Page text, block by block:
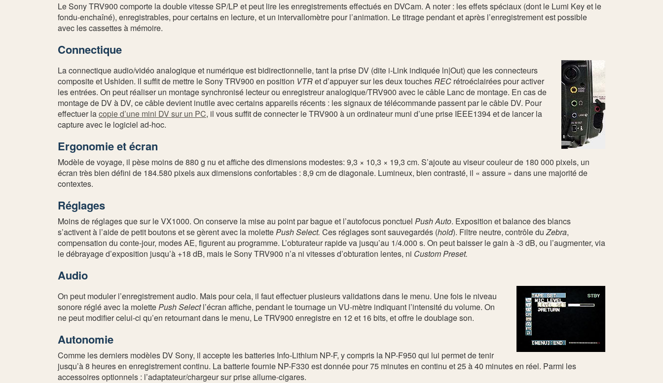
Le Sony TRV900 comporte la double vitesse SP/LP et peut lire les enregistrements effectués en DVCam. A noter : les effets spéciaux (dont le Lumi Key et le
fondu-enchaîné), enregistrables, pour certains en lecture, et un intervallomètre pour l’animation. Le titrage pendant et après l’enregistrement est possible
avec les cassettes à mémoire.
Connectique
La connectique audio/vidéo analogique et numérique est bidirectionnelle, tant la prise DV (dite i-Link indiquée ln|Out) que les connecteurs
composite et Ushiden. ll suffit de mettre le Sony TRV900 en position VTRet d’appuyer sur les deux touchesREC rétroéclairées pour activer
les entrées. On peut réaliser un montage synchronisé lecteur ou enregistreur analogique/TRV900 avec le câble Lanc de montage. En cas de
montage de DV à DV, ce câble devient inutile avec certains appareils récents : les signaux de télécommande passent par le câble DV. Pour
effectuer lacopie d’une mini DV sur un PC, il vous suffit de connecter le TRV900 à un ordinateur muni d’une prise IEEE1394 et de lancer la
capture avec le logiciel ad-hoc.
Ergonomie et écran
Modèle de voyage, il pèse moins de 880 g nu et affiche des dimensions modestes: 9,3 × 10,3 × 19,3 cm. S’ajoute au viseur couleur de 180 000 pixels, un
écran très bien défini de 184.580 pixels aux dimensions confortables : 8,9 cm de diagonale. Lumineux, bien contrasté, il « assure » dans une majorité de
contextes.
Réglages
Moins de réglages que sur le VX1000. On conserve la mise au point par bague et l’autofocus ponctuel Push Auto. Exposition et balance des blancs
s’activent à l’aide de petit boutons et se gèrent avec la molettePush Select. Ces réglages sont sauvegardés (hold). Filtre neutre, contrôle duZebra,
compensation du conte-jour, modes AE, figurent au programme. L’obturateur rapide va jusqu’au 1/4.000 s. On peut baisser le gain à -3 dB, ou l’augmenter, via
le débrayage d’exposition jusqu’à +18 dB, mais le Sony TRV900 n’a ni vitesses d’obturation lentes, ni Custom Preset.
Audio
On peut moduler l’enregistrement audio. Mais pour cela, il faut effectuer plusieurs validations dans le menu. Une fois le niveau
sonore réglé avec la molettePush Selectl’écran affiche, pendant le tournage un VU-mètre indiquant l’intensité du volume. On
ne peut modifier celui-ci qu’en retournant dans le menu, Le TRV900 enregistre en 12 et 16 bits, et offre le doublage son.
Autonomie
Comme les derniers modèles DV Sony, il accepte les batteries Info-Lithium NP-F, y compris la NP-F950 qui lui permet de tenir
jusqu’à 8 heures en enregistrement continu. La batterie fournie NP-F330 est donnée pour 75 minutes en continu et 25 à 40 minutes en réel. Parmi les
accessoires optionnels : l’adaptateur/chargeur sur prise allume-cigares.